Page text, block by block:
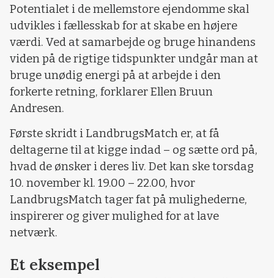
Potentialet i de mellemstore ejendomme skal
udvikles i fællesskab for at skabe en højere
værdi. Ved at samarbejde og bruge hinandens
viden på de rigtige tidspunkter undgår man at
bruge unødig energi på at arbejde i den
forkerte retning, forklarer Ellen Bruun
Andresen.
Første skridt i LandbrugsMatch er, at få
deltagerne til at kigge indad – og sætte ord på,
hvad de ønsker i deres liv. Det kan ske torsdag
10. november kl. 19.00 – 22.00, hvor
LandbrugsMatch tager fat på mulighederne,
inspirerer og giver mulighed for at lave
netværk.
Et eksempel